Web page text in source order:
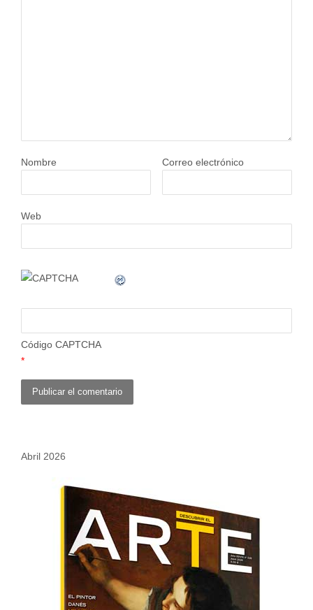
Nombre Correo electrónico
Web
Código CAPTCHA
*
Abril 2026